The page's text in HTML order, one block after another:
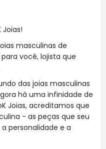
masculinas de
você, lojista que
das joias masculinas
há uma infinidade de
Joias, acreditamos que
- as peças que seu
personalidade e a